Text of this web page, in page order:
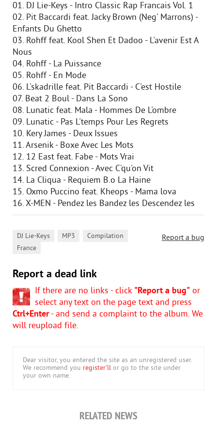
01. DJ Lie-Keys - Intro Classic Rap Francais Vol. 1
02. Pit Baccardi feat. Jacky Brown (Neg' Marrons) -
Enfants Du Ghetto
03. Rohff feat. Kool Shen Et Dadoo - L'avenir Est A
Nous
04. Rohff - La Puissance
05. Rohff - En Mode
06. L'skadrille feat. Pit Baccardi - C'est Hostile
07. Beat 2 Boul - Dans La Sono
08. Lunatic feat. Mala - Hommes De L'ombre
09. Lunatic - Pas L'temps Pour Les Regrets
10. Kery James - Deux Issues
11. Arsenik - Boxe Avec Les Mots
12. 12 East feat. Fabe - Mots Vrai
13. Scred Connexion - Avec C'qu'on Vit
14. La Cliqua - Requiem B.o La Haine
15. Oxmo Puccino feat. Kheops - Mama lova
16. X-MEN - Pendez les Bandez les Descendez les
Report a bug
DJ Lie-Keys MP3 Compilation
France
Report a dead link
If there are no links - click "Report a bug" or
select any text on the page text and press
Ctrl+Enter- and send a complaint to the album. We
will reupload file.
Dear visitor, you entered the site as an unregistered user.
We recommend you register'll or go to the site under
your own name.
RELATED NEWS